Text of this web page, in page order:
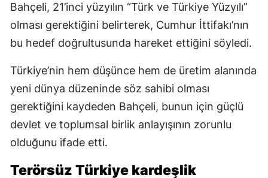
Bahçeli, 21’inci yüzyılın “Türk ve Türkiye Yüzyılı”
olması gerektiğini belirterek, Cumhur İttifakı’nın
bu hedef doğrultusunda hareket ettiğini söyledi.
Türkiye’nin hem düşünce hem de üretim alanında
yeni dünya düzeninde söz sahibi olması
gerektiğini kaydeden Bahçeli, bunun için güçlü
devlet ve toplumsal birlik anlayışının zorunlu
olduğunu ifade etti.
Terörsüz Türkiye kardeşlik